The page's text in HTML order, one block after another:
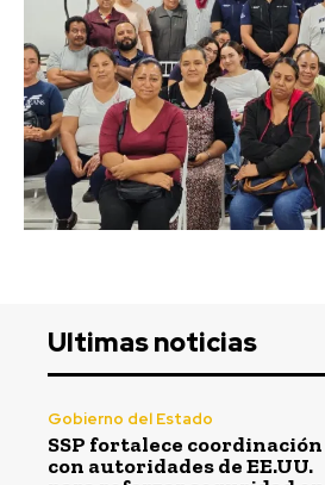
Ultimas noticias
Gobierno del Estado
SSP fortalece coordinación
con autoridades de EE.UU.